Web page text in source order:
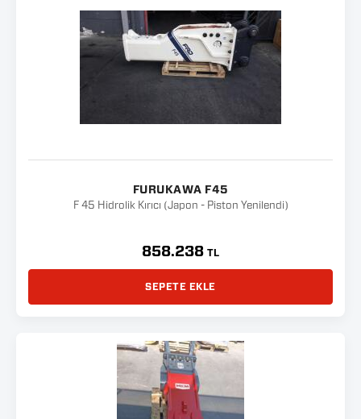
FURUKAWA F45
F 45 Hidrolik Kırıcı (Japon - Piston Yenilendi)
858.238 TL
SEPETE EKLE